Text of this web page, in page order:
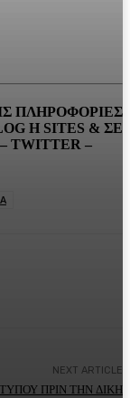
ΠΛΗΡΟΦΟΡΙΕΣ
H SITES & ΣΕ
TWITTER –
NEXT ARTICLE
ΠΡΙΝ ΤΗΝ ΔΙΚΗ